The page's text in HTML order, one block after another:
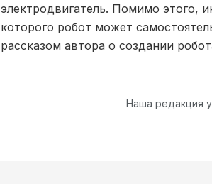
электродвигатель. Помимо этого,
которого робот может
рассказом автора о создании
Наша редакция